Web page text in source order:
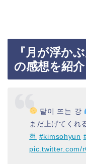
『月が浮か
の感想を紹介
달이 뜨는 강
まだ上げてくれ
현 #kimsohyun
pic.twitter.com/